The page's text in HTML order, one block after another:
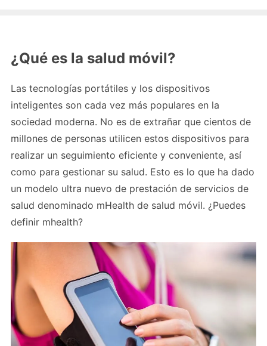
¿Qué es la salud móvil?
Las tecnologías portátiles y los dispositivos
inteligentes son cada vez más populares en la
sociedad moderna. No es de extrañar que cientos de
millones de personas utilicen estos dispositivos para
realizar un seguimiento eficiente y conveniente, así
como para gestionar su salud. Esto es lo que ha dado
un modelo ultra nuevo de prestación de servicios de
salud denominado mHealth de salud móvil. ¿Puedes
definir mhealth?